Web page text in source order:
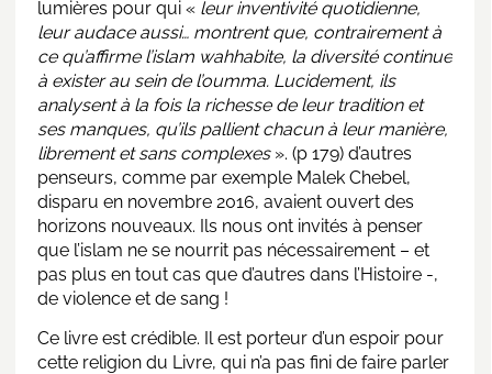
lumières pour qui « leur inventivité quotidienne,
leur audace aussi… montrent que, contrairement à
ce qu’affirme l’islam wahhabite, la diversité continue
à exister au sein de l’oumma. Lucidement, ils
analysent à la fois la richesse de leur tradition et
ses manques, qu’ils pallient chacun à leur manière,
librement et sans complexes». (p 179) d’autres
penseurs, comme par exemple Malek Chebel,
disparu en novembre 2016, avaient ouvert des
horizons nouveaux. Ils nous ont invités à penser
que l’islam ne se nourrit pas nécessairement – et
pas plus en tout cas que d’autres dans l’Histoire -,
de violence et de sang !
Ce livre est crédible. Il est porteur d’un espoir pour
cette religion du Livre, qui n’a pas fini de faire parler